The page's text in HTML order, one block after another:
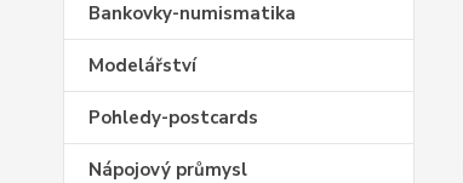
Bankovky-numismatika
Modelářství
Pohledy-postcards
Nápojový průmysl